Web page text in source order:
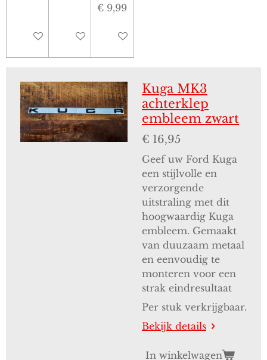
In winkelwagenIn winkelwagen
€ 9,99
In winkelwagen
Kuga MK3
achterklep
embleem zwart
€ 16,95
Geef uw Ford Kuga
een stijlvolle en
verzorgende
uitstraling met dit
hoogwaardig Kuga
embleem. Gemaakt
van duuzaam metaal
en eenvoudig te
monteren voor een
strak eindresultaat
Per stuk verkrijgbaar.
Bekijk details
In winkelwagen